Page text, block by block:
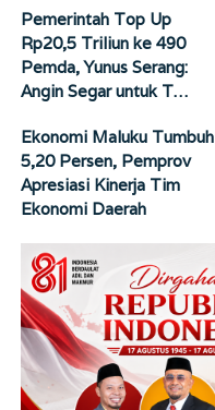
Pemerintah Top Up
Rp20,5 Triliun ke 490
Pemda, Yunus Serang:
Angin Segar untuk T…
Ekonomi Maluku Tumbuh
5,20 Persen, Pemprov
Apresiasi Kinerja Tim
Ekonomi Daerah